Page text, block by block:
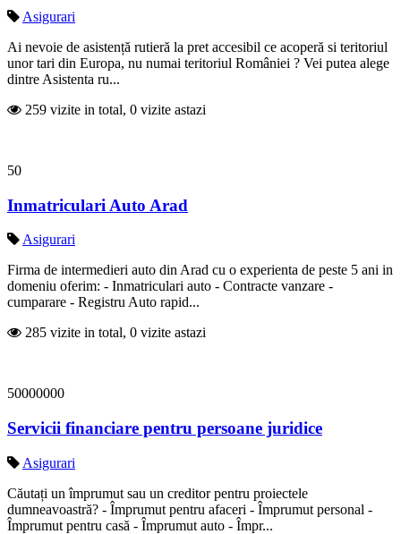
Asigurari
Ai nevoie de asistență rutieră la pret accesibil ce acoperă si teritoriul
unor tari din Europa, nu numai teritoriul României ? Vei putea alege
dintre Asistenta ru...
259 vizite in total, 0 vizite astazi
50
Inmatriculari Auto Arad
Asigurari
Firma de intermedieri auto din Arad cu o experienta de peste 5 ani in
domeniu oferim: - Inmatriculari auto - Contracte vanzare -
cumparare - Registru Auto rapid...
285 vizite in total, 0 vizite astazi
50000000
Servicii financiare pentru persoane juridice
Asigurari
Căutați un împrumut sau un creditor pentru proiectele
dumneavoastră? - Împrumut pentru afaceri - Împrumut personal -
Împrumut pentru casă - Împrumut auto - Împr...